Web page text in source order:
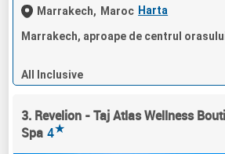
Marrakech, Maroc Harta
Marrakech, aproape de centrul
All Inclusive
3. Revelion - Taj Atlas Wellness
Spa 4★